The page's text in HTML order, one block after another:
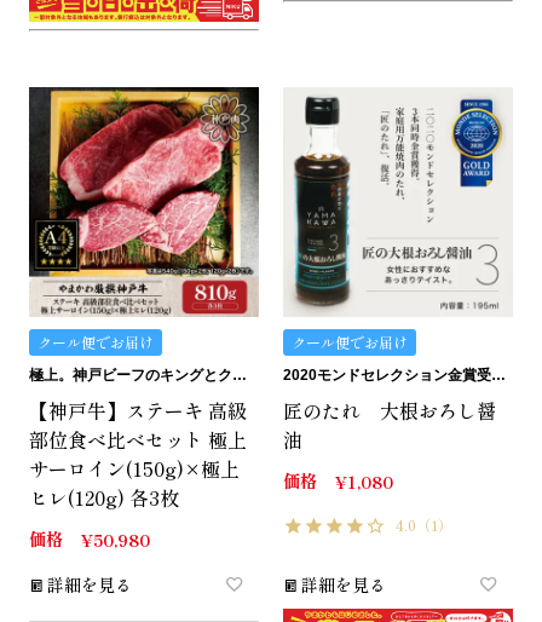
クール便でお届け
極上。神戸ビーフのキングとクイーン。
【神戸牛】ステーキ 高級
部位食べ比べセット 極上
サーロイン(150g)×極上
ヒレ(120g) 各3枚
価格 ¥50,980
詳細を見る
クール便でお届け
2020モンドセレクション金賞受賞。匠のたれ。
匠のたれ 大根おろし醤
油
価格 ¥1,080
4.0 （1）
詳細を見る